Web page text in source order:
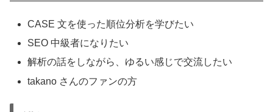
CASE 文を使った順位分析を学びたい
SEO 中級者になりたい
解析の話をしながら、ゆるい感じで交流したい
takano さんのファンの方